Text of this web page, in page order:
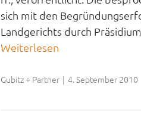
sich mit den
Landgerichts durch
Weiterlesen
Gubitz + Partner | 4. September 2010